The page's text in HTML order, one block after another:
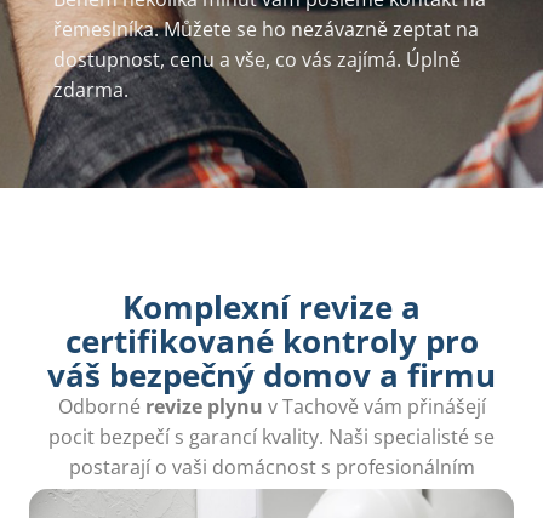
řemeslníka. Můžete se ho nezávazně zeptat na
dostupnost, cenu a vše, co vás zajímá. Úplně
zdarma.
Komplexní revize a
certifikované kontroly pro
váš bezpečný domov a firmu
Odborné revize plynu v Tachově vám přinášejí
pocit bezpečí s garancí kvality. Naši specialisté se
postarají o vaši domácnost s profesionálním
přístupem.